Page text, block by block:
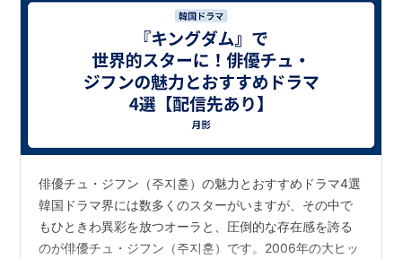
俳優チュ・ジフン（주지훈）の魅力とおすすめドラマ4選
韓国ドラマ界には数多くのスターがいますが、その中で
もひときわ異彩を放つオーラと、圧倒的な存在感を誇る
のが俳優チュ・ジフン（주지훈）です。2006年の大ヒッ